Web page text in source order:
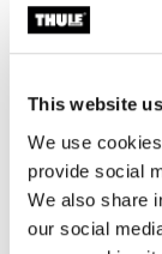
This website
We use
provide social
We also share
our social